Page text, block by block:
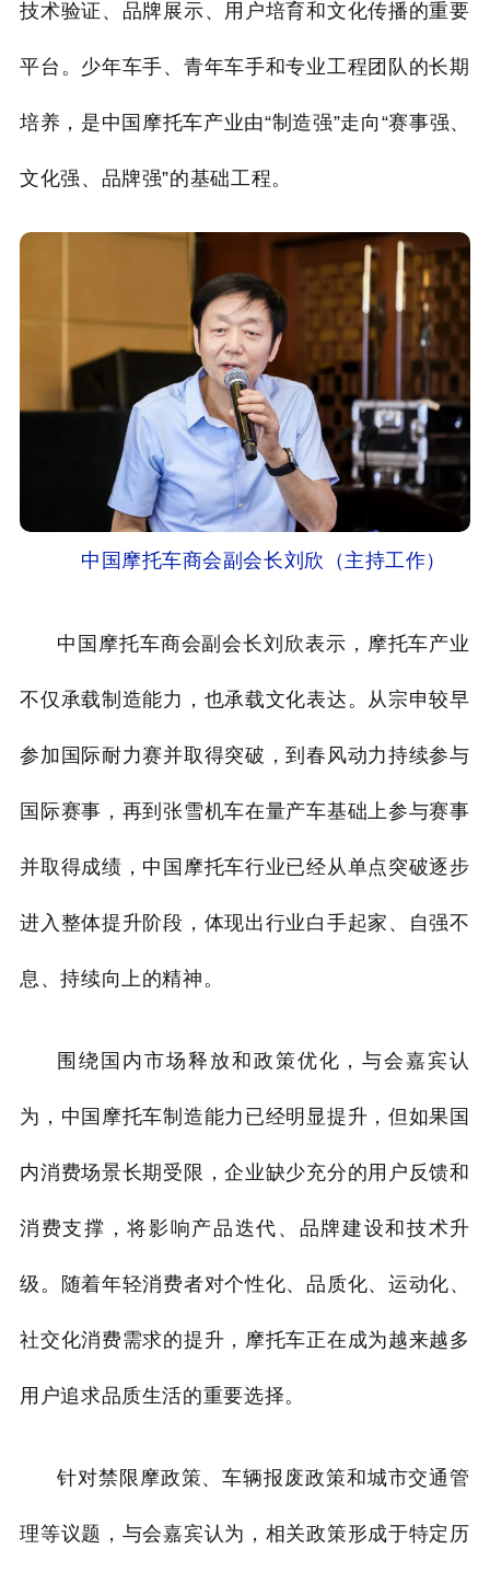
技术验证、品牌展示、用户培育和文化传播的重要
平台。少年车手、青年车手和专业工程团队的长期
培养，是中国摩托车产业由“制造强”走向“赛事强、
文化强、品牌强”的基础工程。
中国摩托车商会副会长刘欣（主持工作）
中国摩托车商会副会长刘欣表示，摩托车产业
不仅承载制造能力，也承载文化表达。从宗申较早
参加国际耐力赛并取得突破，到春风动力持续参与
国际赛事，再到张雪机车在量产车基础上参与赛事
并取得成绩，中国摩托车行业已经从单点突破逐步
进入整体提升阶段，体现出行业白手起家、自强不
息、持续向上的精神。
围绕国内市场释放和政策优化，与会嘉宾认
为，中国摩托车制造能力已经明显提升，但如果国
内消费场景长期受限，企业缺少充分的用户反馈和
消费支撑，将影响产品迭代、品牌建设和技术升
级。随着年轻消费者对个性化、品质化、运动化、
社交化消费需求的提升，摩托车正在成为越来越多
用户追求品质生活的重要选择。
针对禁限摩政策、车辆报废政策和城市交通管
理等议题，与会嘉宾认为，相关政策形成于特定历